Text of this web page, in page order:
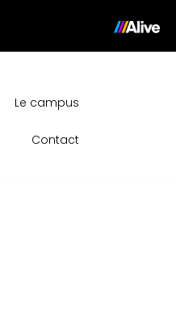
Le campus
Contact